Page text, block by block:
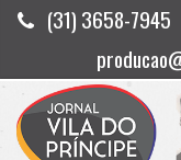
(31) 3658-7945